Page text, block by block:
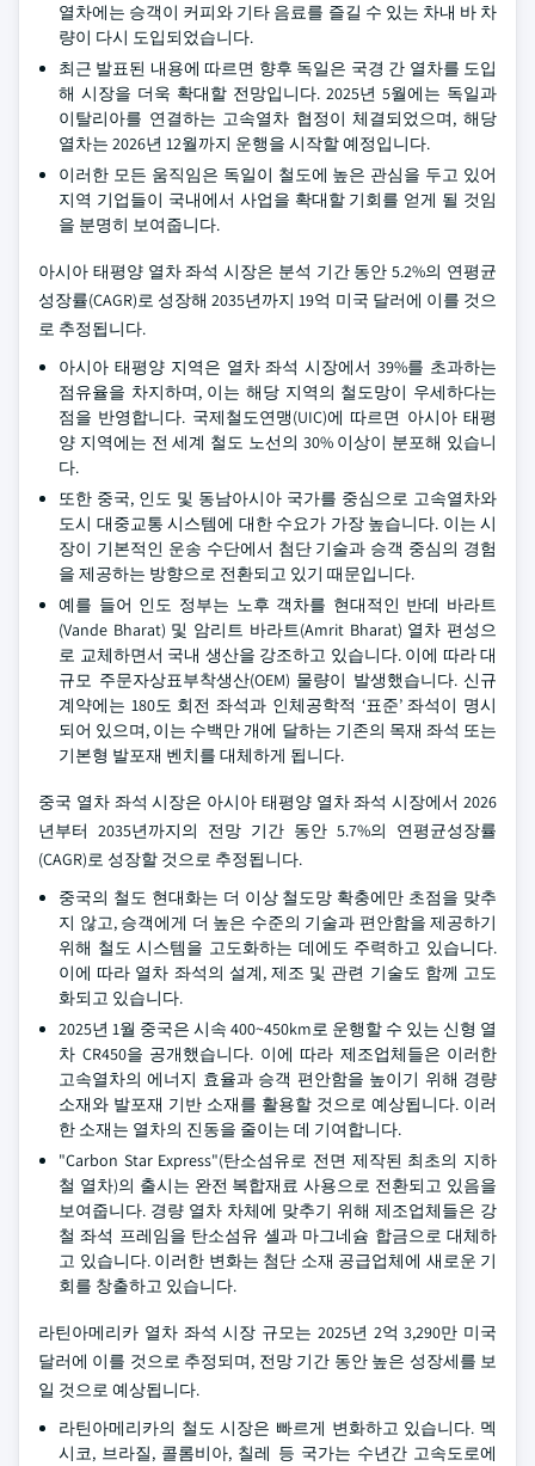
열차에는 승객이 커피와 기타 음료를 즐길 수 있는 차내 바 차
량이 다시 도입되었습니다.
최근 발표된 내용에 따르면 향후 독일은 국경 간 열차를 도입
해 시장을 더욱 확대할 전망입니다. 2025년 5월에는 독일과
이탈리아를 연결하는 고속열차 협정이 체결되었으며, 해당
열차는 2026년 12월까지 운행을 시작할 예정입니다.
이러한 모든 움직임은 독일이 철도에 높은 관심을 두고 있어
지역 기업들이 국내에서 사업을 확대할 기회를 얻게 될 것임
을 분명히 보여줍니다.
아시아 태평양 열차 좌석 시장은 분석 기간 동안 5.2%의 연평균
성장률(CAGR)로 성장해 2035년까지 19억 미국 달러에 이를 것으
로 추정됩니다.
아시아 태평양 지역은 열차 좌석 시장에서 39%를 초과하는
점유율을 차지하며, 이는 해당 지역의 철도망이 우세하다는
점을 반영합니다. 국제철도연맹(UIC)에 따르면 아시아 태평
양 지역에는 전 세계 철도 노선의 30% 이상이 분포해 있습니
다.
또한 중국, 인도 및 동남아시아 국가를 중심으로 고속열차와
도시 대중교통 시스템에 대한 수요가 가장 높습니다. 이는 시
장이 기본적인 운송 수단에서 첨단 기술과 승객 중심의 경험
을 제공하는 방향으로 전환되고 있기 때문입니다.
예를 들어 인도 정부는 노후 객차를 현대적인 반데 바라트
(Vande Bharat) 및 암리트 바라트(Amrit Bharat) 열차 편성으
로 교체하면서 국내 생산을 강조하고 있습니다. 이에 따라 대
규모 주문자상표부착생산(OEM) 물량이 발생했습니다. 신규
계약에는 180도 회전 좌석과 인체공학적 ‘표준’ 좌석이 명시
되어 있으며, 이는 수백만 개에 달하는 기존의 목재 좌석 또는
기본형 발포재 벤치를 대체하게 됩니다.
중국 열차 좌석 시장은 아시아 태평양 열차 좌석 시장에서 2026
년부터 2035년까지의 전망 기간 동안 5.7%의 연평균성장률
(CAGR)로 성장할 것으로 추정됩니다.
중국의 철도 현대화는 더 이상 철도망 확충에만 초점을 맞추
지 않고, 승객에게 더 높은 수준의 기술과 편안함을 제공하기
위해 철도 시스템을 고도화하는 데에도 주력하고 있습니다.
이에 따라 열차 좌석의 설계, 제조 및 관련 기술도 함께 고도
화되고 있습니다.
2025년 1월 중국은 시속 400~450km로 운행할 수 있는 신형 열
차 CR450을 공개했습니다. 이에 따라 제조업체들은 이러한
고속열차의 에너지 효율과 승객 편안함을 높이기 위해 경량
소재와 발포재 기반 소재를 활용할 것으로 예상됩니다. 이러
한 소재는 열차의 진동을 줄이는 데 기여합니다.
"Carbon Star Express"(탄소섬유로 전면 제작된 최초의 지하
철 열차)의 출시는 완전 복합재료 사용으로 전환되고 있음을
보여줍니다. 경량 열차 차체에 맞추기 위해 제조업체들은 강
철 좌석 프레임을 탄소섬유 셸과 마그네슘 합금으로 대체하
고 있습니다. 이러한 변화는 첨단 소재 공급업체에 새로운 기
회를 창출하고 있습니다.
라틴아메리카 열차 좌석 시장 규모는 2025년 2억 3,290만 미국
달러에 이를 것으로 추정되며, 전망 기간 동안 높은 성장세를 보
일 것으로 예상됩니다.
라틴아메리카의 철도 시장은 빠르게 변화하고 있습니다. 멕
시코, 브라질, 콜롬비아, 칠레 등 국가는 수년간 고속도로에